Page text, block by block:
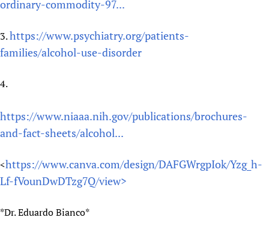
ordinary-commodity-97...
3.https://www.psychiatry.org/patients-
families/alcohol-use-disorder
4.
https://www.niaaa.nih.gov/publications/brochures-
and-fact-sheets/alcohol...
<https://www.canva.com/design/DAFGWrgpIok/Yzg_h-
Lf-fVounDwDTzg7Q/view>
*Dr. Eduardo Bianco*